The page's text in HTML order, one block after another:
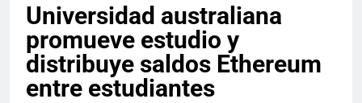
Universidad australiana
promueve estudio y
distribuye saldos Ethereum
entre estudiantes